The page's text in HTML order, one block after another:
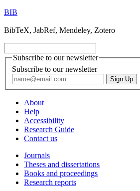
BIB
BibTeX, JabRef, Mendeley, Zotero
Subscribe to our newsletter
Subscribe to our newsletter
About
Help
Accessibility
Research Guide
Contact us
Journals
Theses and dissertations
Books and proceedings
Research reports